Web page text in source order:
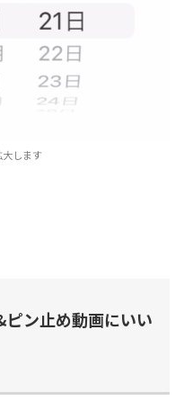
します
ン止め動画にいい